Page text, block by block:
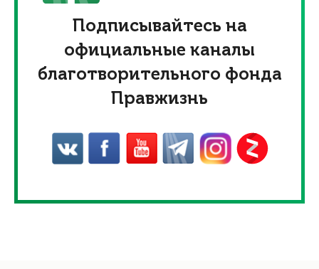
Подписывайтесь на
официальные каналы
благотворительного фонда
Правжизнь